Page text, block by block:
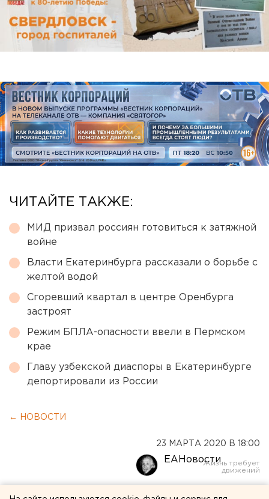
ЧИТАЙТЕ ТАКЖЕ:
МИД призвал россиян готовиться к затяжной
войне
Власти Екатеринбурга рассказали о борьбе с
желтой водой
Сгоревший квартал в центре Оренбурга
застроят
Режим БПЛА-опасности ввели в Пермском
крае
Главу узбекской диаспоры в Екатеринбурге
депортировали из России
← НОВОСТИ
23 МАРТА 2020 В 18:00
ЕАНовости